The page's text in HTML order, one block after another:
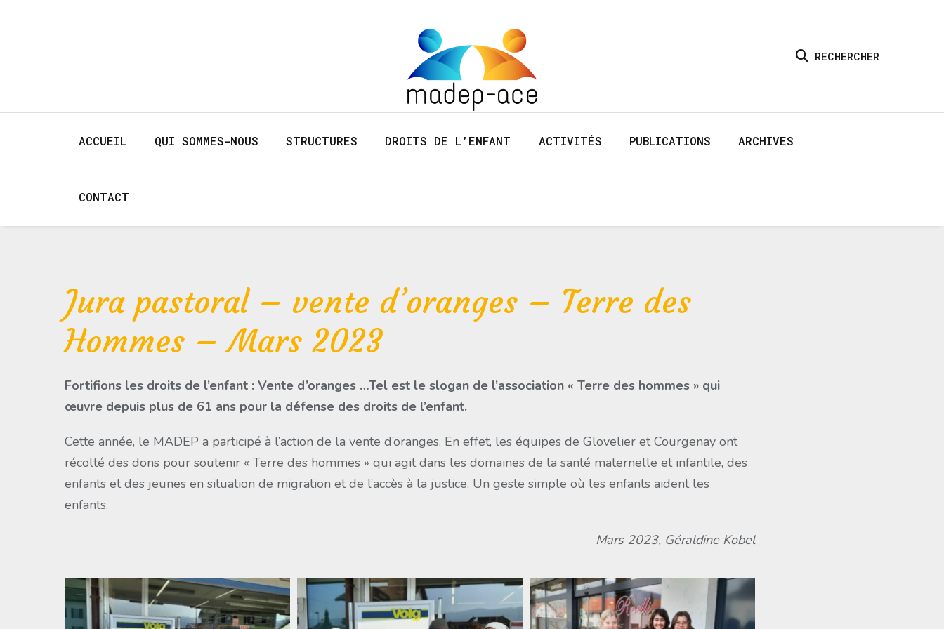
RECHERCHER
ACCUEIL QUI SOMMES-NOUS STRUCTURES DROITS DE L’ENFANT ACTIVITÉS PUBLICATIONS ARCHIVES
CONTACT
Jura pastoral – vente d’oranges – Terre des
Hommes – Mars 2023
Fortifions les droits de l’enfant : Vente d’oranges …Tel est le slogan de l’association « Terre des hommes » qui
œuvre depuis plus de 61 ans pour la défense des droits de l’enfant.
Cette année, le MADEP a participé à l’action de la vente d’oranges. En effet, les équipes de Glovelier et Courgenay ont
récolté des dons pour soutenir « Terre des hommes » qui agit dans les domaines de la santé maternelle et infantile, des
enfants et des jeunes en situation de migration et de l’accès à la justice. Un geste simple où les enfants aident les
enfants.
Mars 2023, Géraldine Kobel